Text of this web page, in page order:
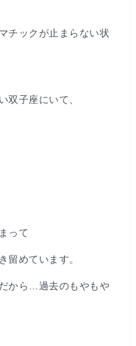
チックが止まらない状
双子座にいて、
って
留めています。
から…過去のもやもや